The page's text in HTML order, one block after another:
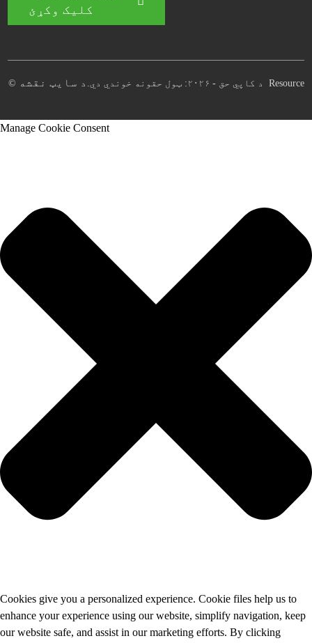
کلیک وکړئ
© د کاپي حق - ۲۰۲۶: ټول حقونه خوندي دي. د سایټ نقشه Resource
Manage Cookie Consent
Cookies give you a personalized experience. Cookie files help us to
enhance your experience using our website, simplify navigation, keep
our website safe, and assist in our marketing efforts. By clicking